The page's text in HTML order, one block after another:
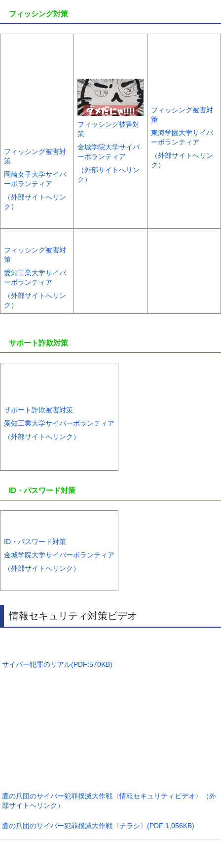
フィッシング対策
フィッシング被害対
策
岡崎女子大学サイバ
ーボランティア
（外部サイトへリン
ク）
フィッシング被害対
策
金城学院大学サイバ
ーボランティア
（外部サイトへリン
ク）
フィッシング被害対
策
東海学園大学サイバ
ーボランティア
（外部サイトへリン
ク）
フィッシング被害対
策
愛知工業大学サイバ
ーボランティア
（外部サイトへリン
ク）
サポート詐欺対策
サポート詐欺被害対策
愛知工業大学サイバーボランティア
（外部サイトへリンク）
ID・パスワード対策
ID・パスワード対策
金城学院大学サイバーボランティア
（外部サイトへリンク）
情報セキュリティ対策ビデオ
サイバー犯罪のリアル(PDF:570KB)
鷹の爪団のサイバー犯罪撲滅大作戦〈情報セキュリティビデオ〉（外
部サイトへリンク）
鷹の爪団のサイバー犯罪撲滅大作戦〈チラシ〉(PDF:1,056KB)